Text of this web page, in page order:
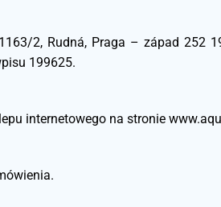
2, Rudná, Praga – západ 252
199625.
internetowego na stronie